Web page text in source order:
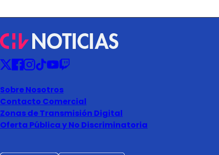
Sobre Nosotros
Contacto Comercial
Zonas de Transmisión Digital
Oferta Pública y No Discriminatoria